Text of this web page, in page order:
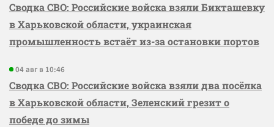
Сводка СВО: Российские войска взяли Бикташевку
в Харьковской области, украинская
промышленность встаёт из-за остановки портов
04 авг в 10:46
Сводка СВО: Российские войска взяли два посёлка
в Харьковской области, Зеленский грезит о
победе до зимы